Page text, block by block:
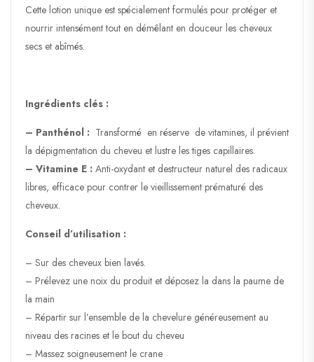
Cette lotion unique est spécialement formulés pour protéger et
nourrir intensément tout en démêlant en douceur les cheveux
secs et abîmés.
Ingrédients clés :
– Panthénol : Transformé en réserve de vitamines, il prévient
la dépigmentation du cheveu et lustre les tiges capillaires.
– Vitamine E : Anti-oxydant et destructeur naturel des radicaux
libres, efficace pour contrer le vieillissement prématuré des
cheveux.
Conseil d’utilisation :
– Sur des cheveux bien lavés.
– Prélevez une noix du produit et déposez la dans la paume de
la main
– Répartir sur l’ensemble de la chevelure généreusement au
niveau des racines et le bout du cheveu
– Massez soigneusement le crane